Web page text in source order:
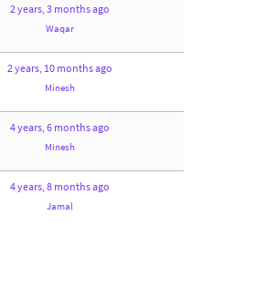
2 years, 3 months ago
Waqar
2 years, 10 months ago
Minesh
4 years, 6 months ago
Minesh
4 years, 8 months ago
Jamal